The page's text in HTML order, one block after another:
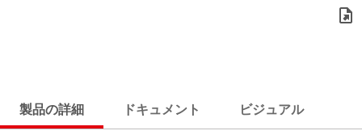
製品の詳細 ドキュメント ビジュアル